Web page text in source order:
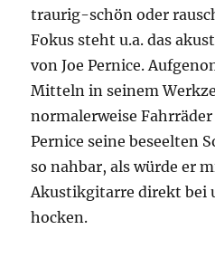
traurig-schön oder
Fokus steht u.a. das
von Joe Pernice.
Mitteln in seinem
normalerweise
Pernice seine beseelten
so nahbar, als würde er
Akustikgitarre direkt bei
hocken.